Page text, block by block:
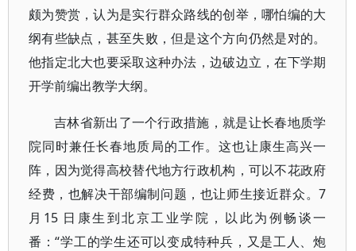
颇为赞赏，认为是实行群众路线的创举，哪怕编的大
纲有些缺点，甚至失败，但是这个方向仍然是对的。
他指定北大也要采取这种办法，边破边立，在下学期
开学前编出教学大纲。
吉林省新出了一个行政措施，就是让长春地质学
院同时兼任长春地质局的工作。这也让康生高兴一
阵，因为觉得高校替代地方行政机构，可以不花政府
经费，也解决干部编制问题，也让师生接近群众。7
月15 日康生到北京工业学院，以此为例畅谈一
番：“学工的学生还可以变成特种兵，又是工人、炮